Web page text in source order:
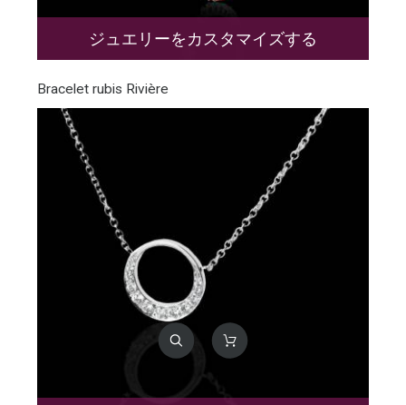
ジュエリーをカスタマイズする
Bracelet rubis Rivière